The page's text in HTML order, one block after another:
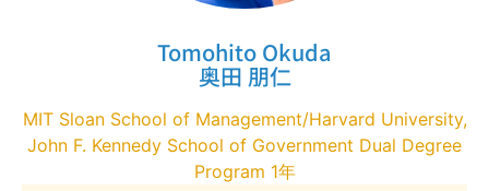
Tomohito Okuda
奥田 朋仁
MIT Sloan School of Management/Harvard University,
John F. Kennedy School of Government Dual Degree
Program 1年